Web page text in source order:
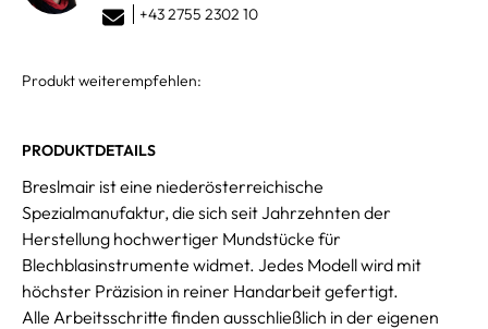
+43 2755 2302 10
Produkt weiterempfehlen:
PRODUKTDETAILS
Breslmair ist eine niederösterreichische
Spezialmanufaktur, die sich seit Jahrzehnten der
Herstellung hochwertiger Mundstücke für
Blechblasinstrumente widmet. Jedes Modell wird mit
höchster Präzision in reiner Handarbeit gefertigt.
Alle Arbeitsschritte finden ausschließlich in der eigenen